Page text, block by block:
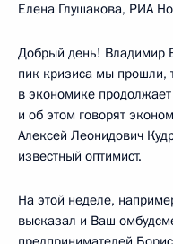
Елена Глушакова, РИА
Добрый день! Владимир
пик кризиса мы прошли,
в экономике
и об этом говорят
Алексей Леонидович
известный оптимист.
На этой неделе,
высказал и Ваш